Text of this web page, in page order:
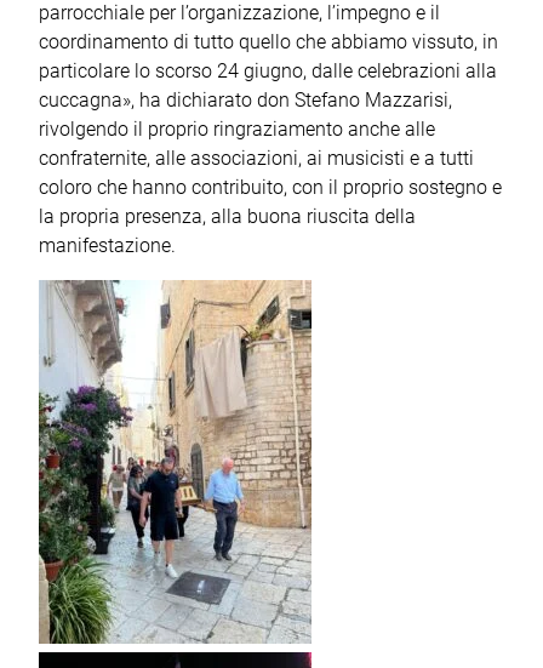
parrocchiale per l’organizzazione, l’impegno e il
coordinamento di tutto quello che abbiamo vissuto, in
particolare lo scorso 24 giugno, dalle celebrazioni alla
cuccagna», ha dichiarato don Stefano Mazzarisi,
rivolgendo il proprio ringraziamento anche alle
confraternite, alle associazioni, ai musicisti e a tutti
coloro che hanno contribuito, con il proprio sostegno e
la propria presenza, alla buona riuscita della
manifestazione.